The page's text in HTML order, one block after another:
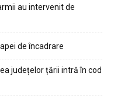
au intervenit de
de încadrare
județelor țării intră în cod